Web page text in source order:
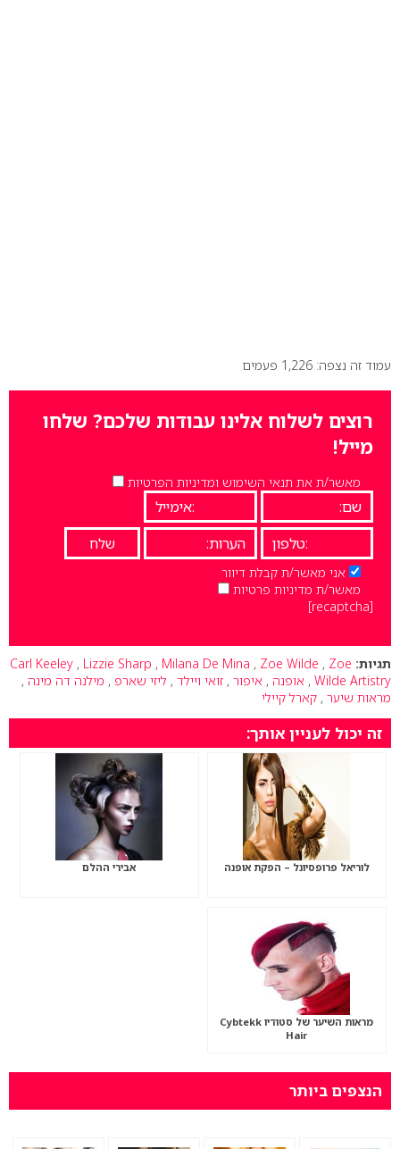
עמוד זה נצפה: 1,226 פעמים
רוצים לשלוח אלינו עבודות שלכם? שלחו
מייל!
מאשר/ת את תנאי השימוש ומדיניות הפרטיות
אני מאשר/ת קבלת דיוור
מאשר/ת מדיניות פרטיות
[recaptcha]
תגיות: Carl Keeley , Lizzie Sharp , Milana De Mina , Zoe Wilde , Zoe
Wilde Artistry
, אופנה , איפור , זואי ויילד , ליזי שארפ , מילנה דה מינה ,
מראות שיער , קארל קיילי
זה יכול לעניין אותך:
לוריאל פרופסיונל – הפקת אופנה אבירי ההלם
מראות השיער של סטודיו Cybtekk
Hair
הנצפים ביותר